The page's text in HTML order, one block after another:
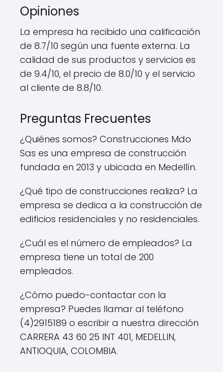
Opiniones
La empresa ha recibido una calificación
de 8.7/10 según una fuente externa. La
calidad de sus productos y servicios es
de 9.4/10, el precio de 8.0/10 y el servicio
al cliente de 8.8/10.
Preguntas Frecuentes
¿Quiénes somos? Construcciones Mdo
Sas es una empresa de construcción
fundada en 2013 y ubicada en Medellín.
¿Qué tipo de construcciones realiza? La
empresa se dedica a la construcción de
edificios residenciales y no residenciales.
¿Cuál es el número de empleados? La
empresa tiene un total de 200
empleados.
¿Cómo puedo-contactar con la
empresa? Puedes llamar al teléfono
(4)2915189 o escribir a nuestra dirección
CARRERA 43 60 25 INT 401, MEDELLIN,
ANTIOQUIA, COLOMBIA.